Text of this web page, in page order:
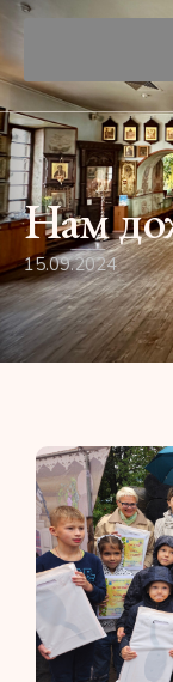
Нам
15.09.2024